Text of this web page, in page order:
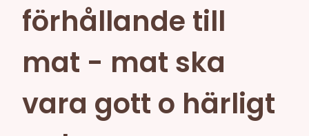
förhållande till
mat - mat ska
vara gott o härligt